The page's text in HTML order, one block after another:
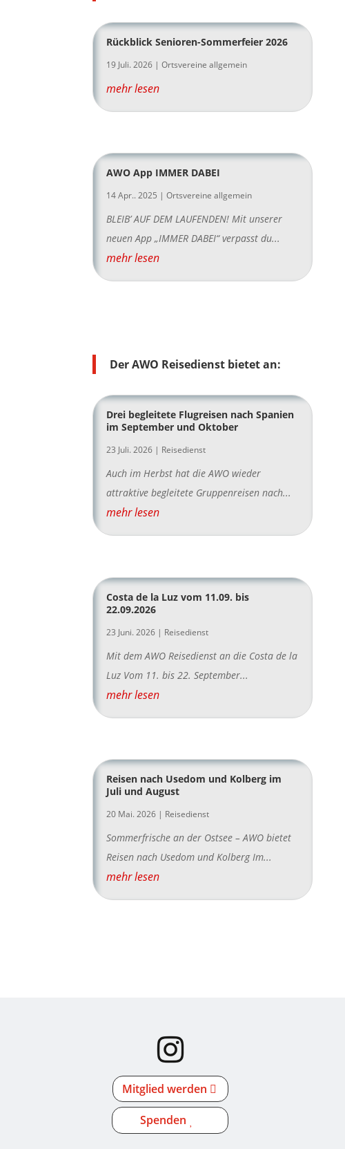
Rückblick Senioren-Sommerfeier 2026
19 Juli. 2026 |Ortsvereine allgemein
mehr lesen
AWO App IMMER DABEI
14 Apr.. 2025 |Ortsvereine allgemein
BLEIB’ AUF DEM LAUFENDEN! Mit unserer
neuen App „IMMER DABEI“ verpasst du...
mehr lesen
Der AWO Reisedienst bietet an:
Drei begleitete Flugreisen nach Spanien
im September und Oktober
23 Juli. 2026 | Reisedienst
Auch im Herbst hat die AWO wieder
attraktive begleitete Gruppenreisen nach...
mehr lesen
Costa de la Luz vom 11.09. bis
22.09.2026
23 Juni. 2026 | Reisedienst
Mit dem AWO Reisedienst an die Costa de la
Luz Vom 11. bis 22. September...
mehr lesen
Reisen nach Usedom und Kolberg im
Juli und August
20 Mai. 2026 | Reisedienst
Sommerfrische an der Ostsee – AWO bietet
Reisen nach Usedom und Kolberg Im...
mehr lesen
Mitglied werden
Spenden